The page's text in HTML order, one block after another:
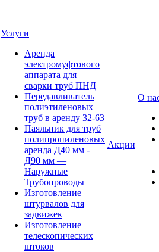
Услуги
Аренда
электромуфтового
аппарата для
сварки труб ПНД
Передавливатель
полиэтиленовых
труб в аренду 32-63
Паяльник для труб
полипропиленовых
аренда Д40 мм -
Д90 мм —
Наружные
Трубопроводы
Изготовление
штурвалов для
задвижек
Изготовление
телескопических
штоков
Акции
О